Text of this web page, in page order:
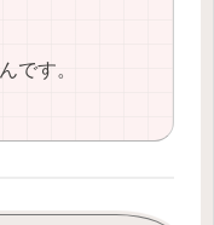
んです。